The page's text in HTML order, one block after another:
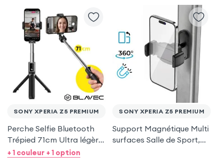
SONY XPERIA Z5 PREMIUM
Perche Selfie Bluetooth
Trépied 71cm Ultra légère
Noir pour Sony Xperia Z5
+ 1 couleur + 1 option
SONY XPERIA Z5 PREMIUM
Support Magnétique Multi
surfaces Salle de Sport,